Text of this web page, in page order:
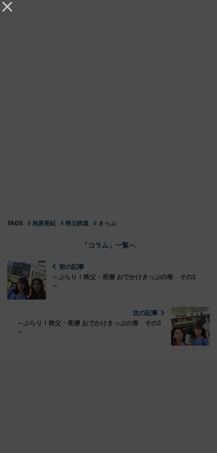
TAGS # 柏原美紀 # 秩父鉄道 # きっぷ
「コラム」一覧へ
前の記事
～ぶらり！秩父・長瀞 おでかけきっぷの巻 その1
～
次の記事
～ぶらり！秩父・長瀞 おでかけきっぷの巻 その3
～